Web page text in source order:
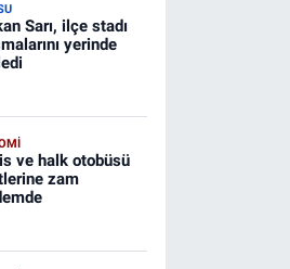
Sarı, ilçe stadı
yerinde
ve halk otobüsü
zam